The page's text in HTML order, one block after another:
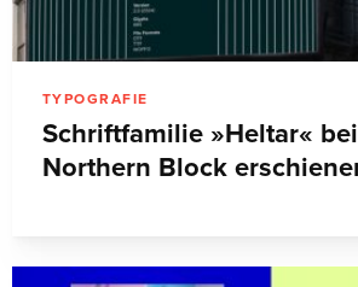
TYPOGRAFIE
Schriftfamilie »Heltar«
Northern Block